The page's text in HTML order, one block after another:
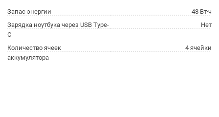
Запас энергии
48 Вт·ч
Зарядка ноутбука через USB Type-
C
Нет
Количество ячеек
аккумулятора
4 ячейки